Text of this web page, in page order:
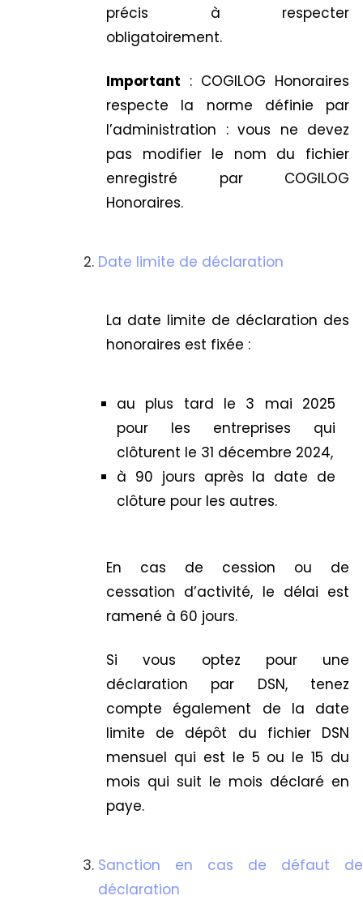
précis à respecter
obligatoirement.
Important : COGILOG Honoraires
respecte la norme définie par
l’administration : vous ne devez
pas modifier le nom du fichier
enregistré par COGILOG
Honoraires.
Date limite de déclaration
La date limite de déclaration des
honoraires est fixée :
au plus tard le 3 mai 2025
pour les entreprises qui
clôturent le 31 décembre 2024,
à 90 jours après la date de
clôture pour les autres.
En cas de cession ou de
cessation d’activité, le délai est
ramené à 60 jours.
Si vous optez pour une
déclaration par DSN, tenez
compte également de la date
limite de dépôt du fichier DSN
mensuel qui est le 5 ou le 15 du
mois qui suit le mois déclaré en
paye.
Sanction en cas de défaut de
déclaration